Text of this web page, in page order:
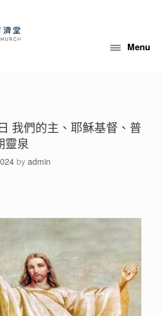
Menu
我們的主、耶穌基督、普
靈泉
by admin